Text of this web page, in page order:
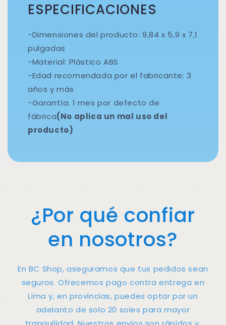
ESPECIFICACIONES
-Dimensiones del producto: 9,84 x 5,9 x 7,1
pulgadas
-Material: Plástico ABS
-Edad recomendada por el fabricante: 3
años y más
-Garantía: 1 mes por defecto de
fábrica(No aplica un mal uso del
producto)
¿Por qué confiar
en nosotros?
En BC Shop, aseguramos que tus pedidos sean
seguros. Ofrecemos pago contra entrega en
Lima y, en provincias, puedes optar por un
adelanto de solo 20 soles para mayor